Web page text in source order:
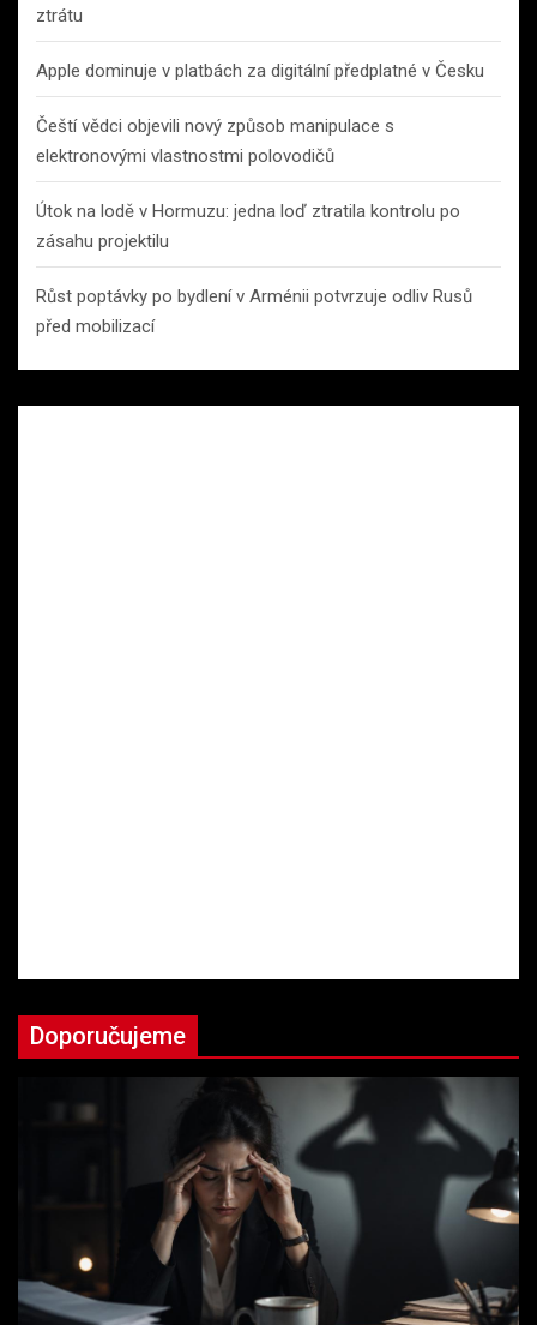
ztrátu
Apple dominuje v platbách za digitální předplatné v Česku
Čeští vědci objevili nový způsob manipulace s
elektronovými vlastnostmi polovodičů
Útok na lodě v Hormuzu: jedna loď ztratila kontrolu po
zásahu projektilu
Růst poptávky po bydlení v Arménii potvrzuje odliv Rusů
před mobilizací
Doporučujeme